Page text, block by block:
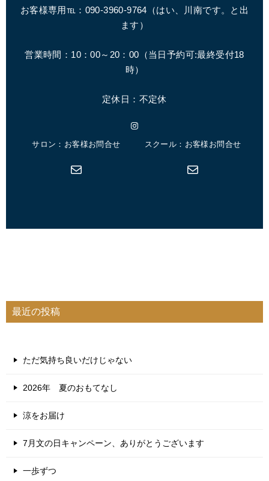
お客様専用℡：090-3960-9764（はい、川南です。と出
ます）
営業時間：10：00～20：00（当日予約可:最終受付18
時）
定休日：不定休
Instagram
サロン：お客様お問合せ
メール
スクール：お客様お問合せ
メール
最近の投稿
ただ気持ち良いだけじゃない
2026年 夏のおもてなし
涼をお届け
7月文の日キャンペーン、ありがとうございます
一歩ずつ